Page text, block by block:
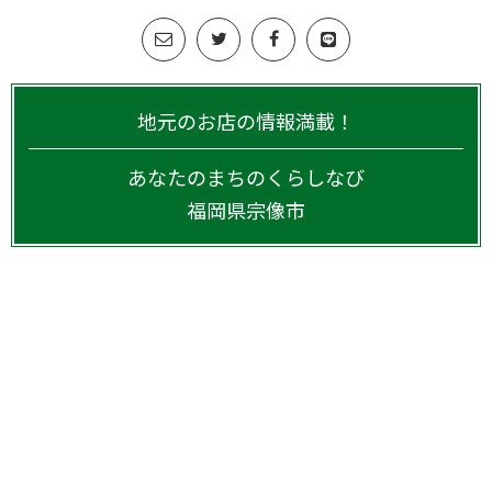
地元のお店の情報満載！
あなたのまちのくらしなび
福岡県宗像市